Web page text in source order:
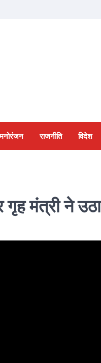
मनोरंजन राजनीति विदेश
मंत्री ने